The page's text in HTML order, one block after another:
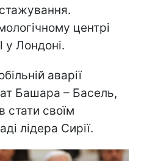
центрі
у Лондоні.
аварії
Башара – Басель,
стати своїм
лідера Сирії.